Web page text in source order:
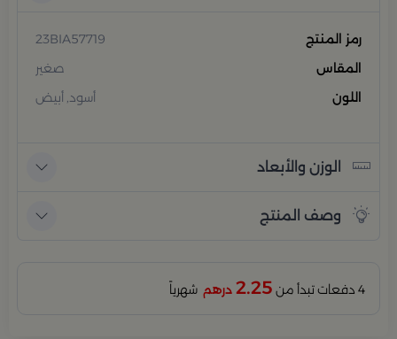
رمز المنتج
23BIA57719
المقاس
صغير
اللون
أسود, أبيض
الوزن والأبعاد
وصف المنتج
4 دفعات تبدأ من 2.25 درهم شهرياً